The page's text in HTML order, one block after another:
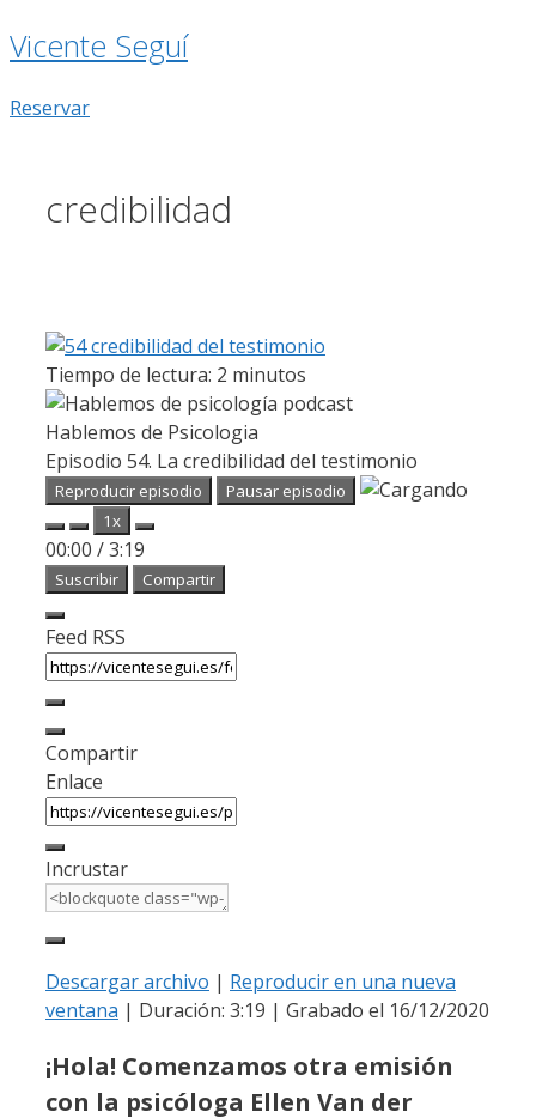
Vicente Seguí
Reservar
credibilidad
Tiempo de lectura: 2 minutos
Hablemos de Psicologia
Episodio 54. La credibilidad del testimonio
Reproducir episodio
Pausar episodio
1x
00:00 /3:19
Suscribir Compartir
Feed RSS
Compartir
Enlace
Incrustar
Descargar archivo | Reproducir en una nueva
ventana | Duración: 3:19 | Grabado el 16/12/2020
¡Hola! Comenzamos otra emisión
con la psicóloga Ellen Van der